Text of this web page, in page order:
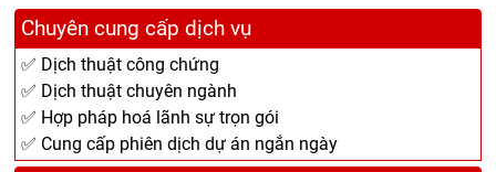
Chuyên cung cấp dịch vụ
✅ Dịch thuật công chứng
✅ Dịch thuật chuyên ngành
✅ Hợp pháp hoá lãnh sự trọn gói
✅ Cung cấp phiên dịch dự án ngắn ngày